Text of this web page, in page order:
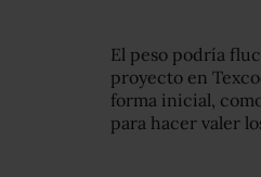
El peso podría
proyecto en
forma inicial,
para hacer valer